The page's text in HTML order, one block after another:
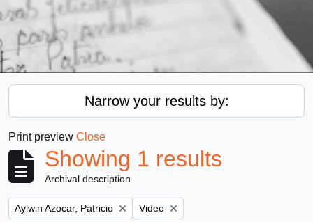
Narrow your results by:
Print preview Close
Showing 1 results
Archival description
Remove filter:
Aylwin Azocar, Patricio Remove filter:
Video